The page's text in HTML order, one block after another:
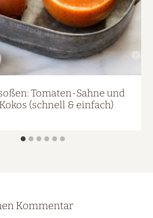
Tomaten-Sahne und
(schnell & einfach)
Kommentar